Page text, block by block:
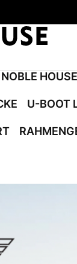
NOBLE
U-BOOT